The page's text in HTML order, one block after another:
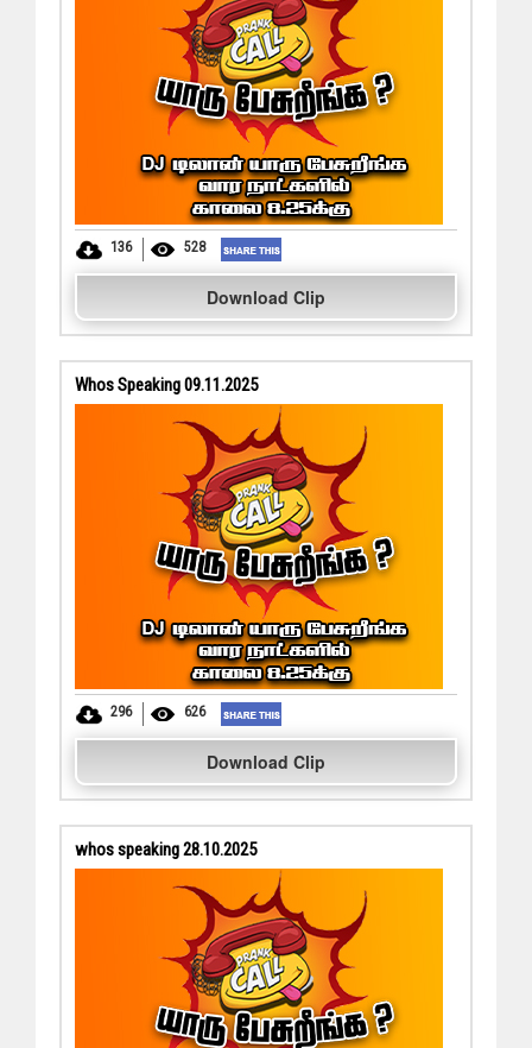
136 528
Download Clip
Whos Speaking 09.11.2025
296 626
Download Clip
whos speaking 28.10.2025